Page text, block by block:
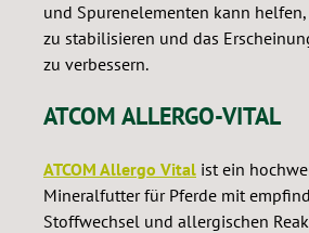
und Spurenelementen kann
zu stabilisieren und das
zu verbessern.
ATCOM ALLERGO-VITAL
ATCOM Allergo Vital ist ein
Mineralfutter für Pferde mit
Stoffwechsel und allergischen